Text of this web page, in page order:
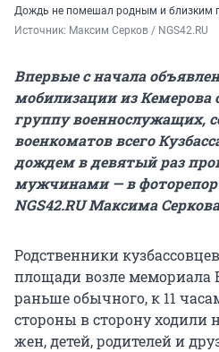
Дождь не помешал родным и близким
Источник: Максим Серков / NGS42.RU
Впервые с начала
мобилизации из
группу военнослужащих,
военкоматов всего
дождем в девятый раз
мужчинами — в
NGS42.RU Максима
Родственники
площади возле мемориала
раньше обычного, к 11
стороны в сторону ходили
жен, детей, родителей и